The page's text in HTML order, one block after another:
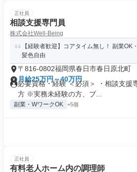
正社員
相談支援専門員
株式会社Well-Being
【経験者歓迎】コアタイム無し！ 副業OK
髪色自由
〒816-0802福岡県春日市春日原北町
月給25万円～40万円
必要資格・経験 ＜必須＞ ・相談支援
方 ※実務未経験の方、ブ...
副業・WワークOK +5個
正社員
有料老人ホーム内の調理師